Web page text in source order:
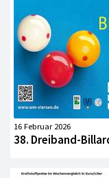
16 Februar 2026
38. Dreiband-